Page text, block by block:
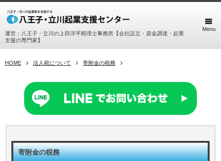
運営：八王子・立川の上田洋平税理士事務所【会社設立・資金調達・起業
支援の専門家】
Menu
HOME 法人税について 寄附金の税務
寄附金の税務